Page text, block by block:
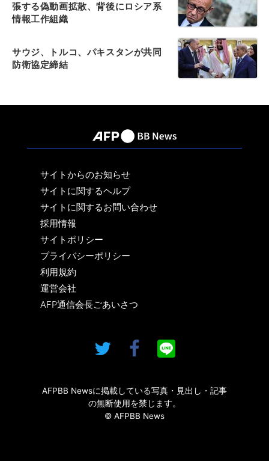
張する偽動画拡散、背後にロシア系
情報工作組織
サウジ、トルコ、パキスタンが共同
防衛協定締結
サイトからのお知らせ
サイトに関するヘルプ
サイトに関するお問い合わせ
採用情報
サイトポリシー
プライバシーポリシー
利用規約
運営会社
AFP通信会長ごあいさつ
AFPBB Newsに掲載している写真・見出し・記事
の無断使用を禁じます。
© AFPBB News